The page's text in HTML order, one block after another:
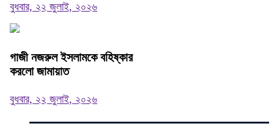
বুধবার, ২২ জুলাই, ২০২৬
গাজী নজরুল ইসলামকে বহিষ্কার
করলো জামায়াত
বুধবার, ২২ জুলাই, ২০২৬